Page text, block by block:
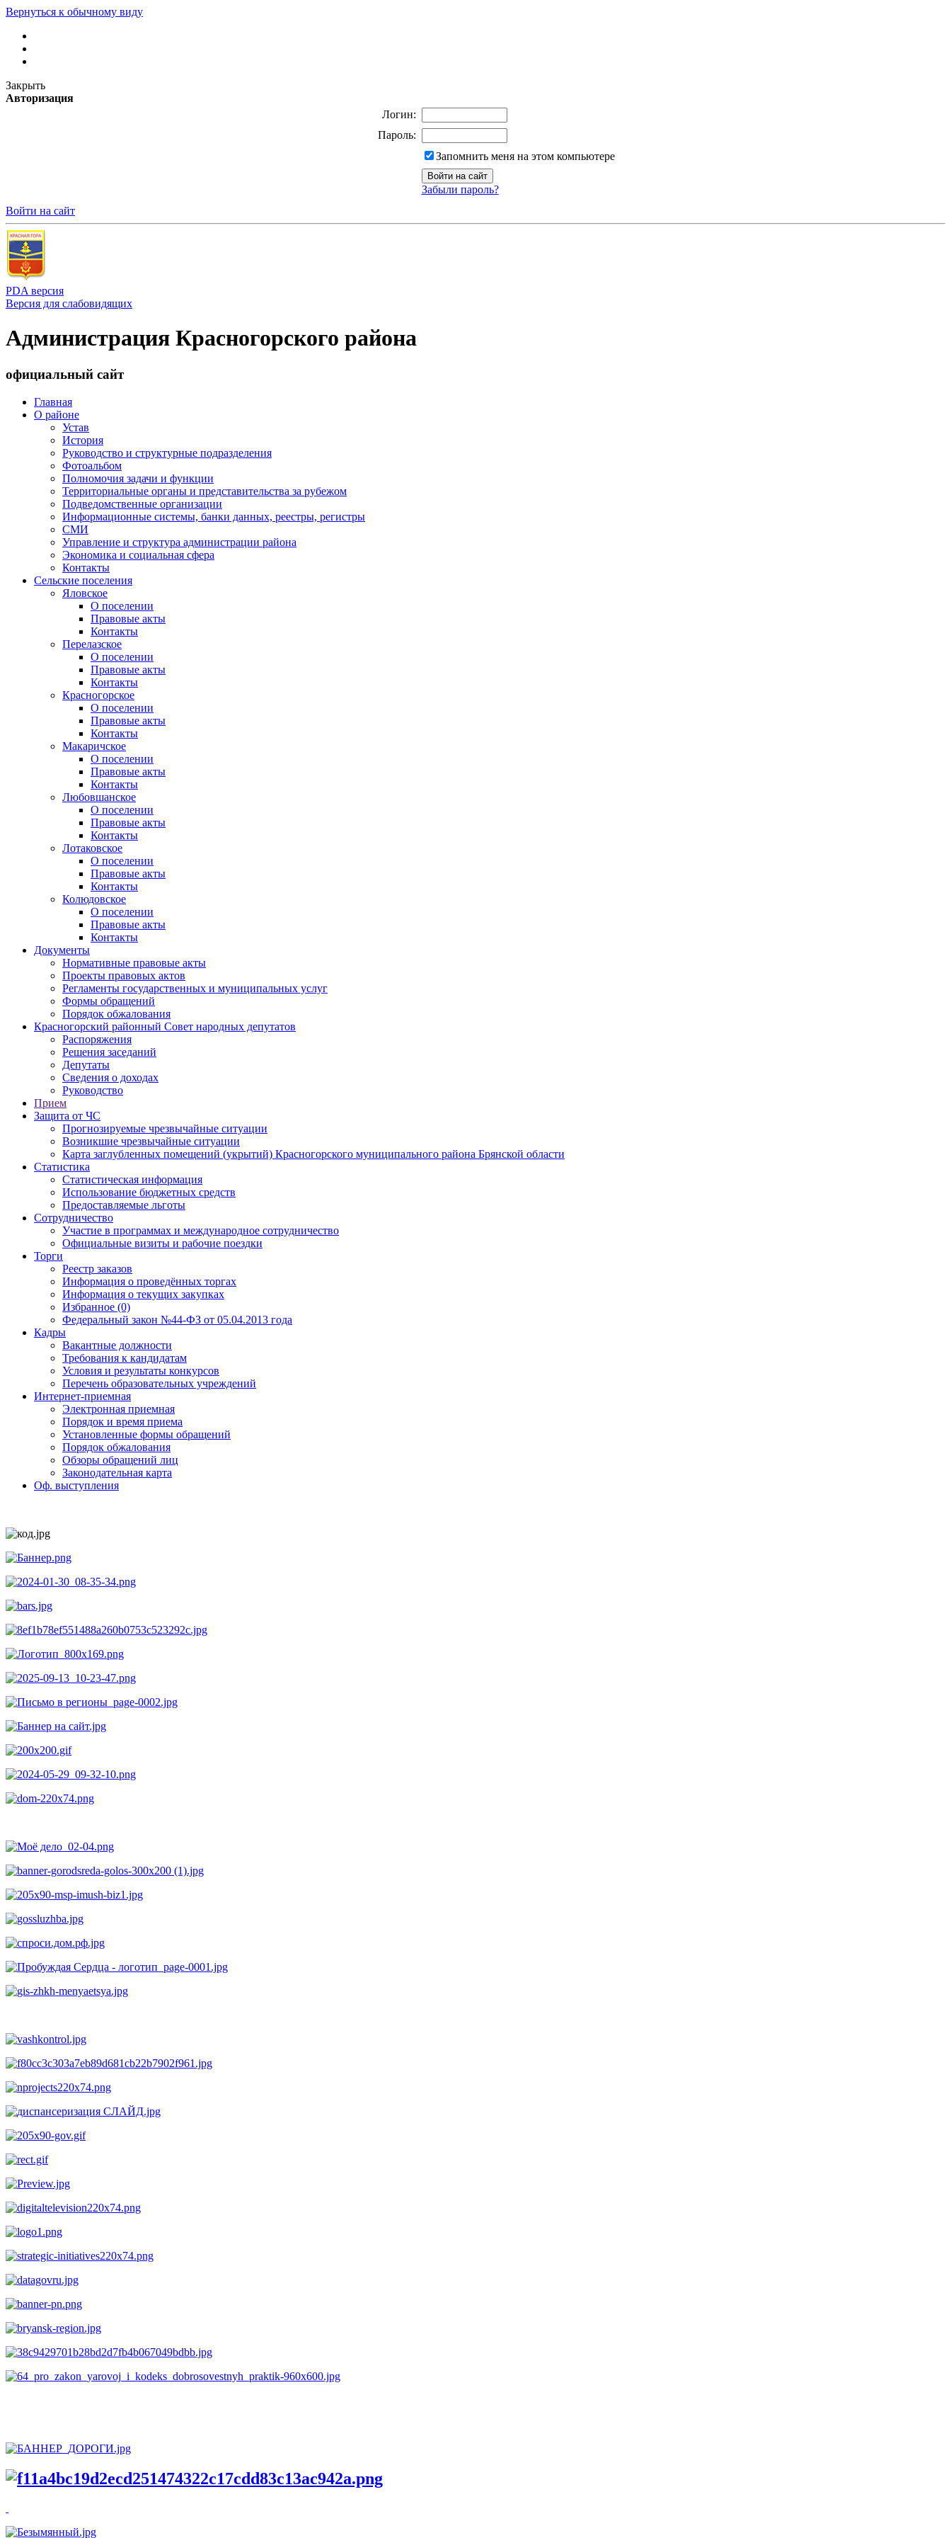
Вернуться к обычному виду
Закрыть
Авторизация
Логин:
Пароль:
Запомнить меня на этом компьютере
Забыли пароль?
Войти на сайт
PDA версия
Версия для слабовидящих
Администрация Красногорского района
официальный сайт
Главная
О районе
Устав
История
Руководство и структурные подразделения
Фотоальбом
Полномочия задачи и функции
Территориальные органы и представительства за рубежом
Подведомственные организации
Информационные системы, банки данных, реестры, регистры
СМИ
Управление и структура администрации района
Экономика и социальная сфера
Контакты
Сельские поселения
Яловское
О поселении
Правовые акты
Контакты
Перелазское
О поселении
Правовые акты
Контакты
Красногорское
О поселении
Правовые акты
Контакты
Макаричское
О поселении
Правовые акты
Контакты
Любовшанское
О поселении
Правовые акты
Контакты
Лотаковское
О поселении
Правовые акты
Контакты
Колюдовское
О поселении
Правовые акты
Контакты
Документы
Нормативные правовые акты
Проекты правовых актов
Регламенты государственных и муниципальных услуг
Формы обращений
Порядок обжалования
Красногорский районный Совет народных депутатов
Распоряжения
Решения заседаний
Депутаты
Сведения о доходах
Руководство
Прием
Защита от ЧС
Прогнозируемые чрезвычайные ситуации
Возникшие чрезвычайные ситуации
Карта заглубленных помещений (укрытий) Красногорского муниципального района Брянской области
Статистика
Статистическая информация
Использование бюджетных средств
Предоставляемые льготы
Сотрудничество
Участие в программах и международное сотрудничество
Официальные визиты и рабочие поездки
Торги
Реестр заказов
Информация о проведённых торгах
Информация о текущих закупках
Избранное (0)
Федеральный закон №44-ФЗ от 05.04.2013 года
Кадры
Вакантные должности
Требования к кандидатам
Условия и результаты конкурсов
Перечень образовательных учреждений
Интернет-приемная
Электронная приемная
Порядок и время приема
Установленные формы обращений
Порядок обжалования
Обзоры обращений лиц
Законодательная карта
Оф. выступления